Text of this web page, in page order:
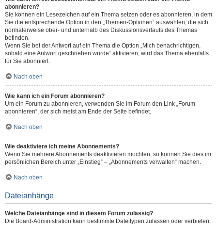
abonnieren?
Sie können ein Lesezeichen auf ein Thema setzen oder es abonnieren, in dem
Sie die entsprechende Option in den „Themen-Optionen“ auswählen, die sich
normalerweise ober- und unterhalb des Diskussionsverlaufs des Themas
befinden.
Wenn Sie bei der Antwort auf ein Thema die Option „Mich benachrichtigen,
sobald eine Antwort geschrieben wurde“ aktivieren, wird das Thema ebenfalls
für Sie abonniert.
Nach oben
Wie kann ich ein Forum abonnieren?
Um ein Forum zu abonnieren, verwenden Sie im Forum den Link „Forum
abonnieren“, der sich meist am Ende der Seite befindet.
Nach oben
Wie deaktiviere ich meine Abonnements?
Wenn Sie mehrere Abonnements deaktivieren möchten, so können Sie dies im
persönlichen Bereich unter „Einstieg“ – „Abonnements verwalten“ machen.
Nach oben
Dateianhänge
Welche Dateianhänge sind in diesem Forum zulässig?
Die Board-Administration kann bestimmte Dateitypen zulassen oder verbieten.